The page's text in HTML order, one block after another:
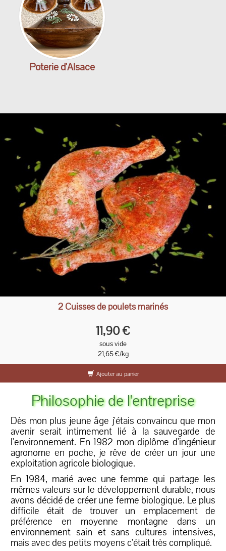
Poterie d'Alsace
2 Cuisses de poulets marinés
11,90 €
sous vide
21,65 €/kg
Ajouter au panier
Philosophie de l'entreprise
Dès mon plus jeune âge j'étais convaincu que mon
avenir serait intimement lié à la sauvegarde de
l'environnement. En 1982 mon diplôme d'ingénieur
agronome en poche, je rêve de créer un jour une
exploitation agricole biologique.
En 1984, marié avec une femme qui partage les
mêmes valeurs sur le développement durable, nous
avons décidé de créer une ferme biologique. Le plus
difficile était de trouver un emplacement de
préférence en moyenne montagne dans un
environnement sain et sans cultures intensives,
mais avec des petits moyens c'était très compliqué.